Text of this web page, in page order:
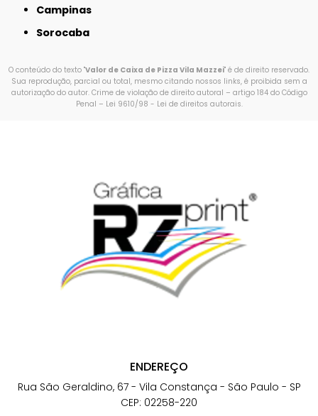
Campinas
Sorocaba
O conteúdo do texto "Valor de Caixa de Pizza Vila Mazzei" é de direito reservado.
Sua reprodução, parcial ou total, mesmo citando nossos links, é proibida sem a
autorização do autor. Crime de violação de direito autoral – artigo 184 do Código
Penal – Lei 9610/98 - Lei de direitos autorais.
ENDEREÇO
Rua São Geraldino, 67 - Vila Constança - São Paulo - SP
CEP: 02258-220